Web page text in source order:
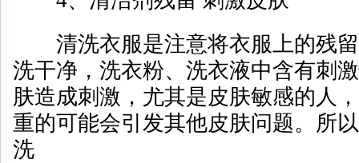
清洗衣服是注意将衣服上的残留
洗干净，洗衣粉、洗衣液中含有刺
肤造成刺激，尤其是皮肤敏感的人
重的可能会引发其他皮肤问题。所
洗